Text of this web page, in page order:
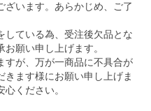
ざいます。あらかじめ、ご了
している為、受注後欠品とな
願い申し上げます。
すが、万が一商品に不具合が
きます様にお願い申し上げま
ください。